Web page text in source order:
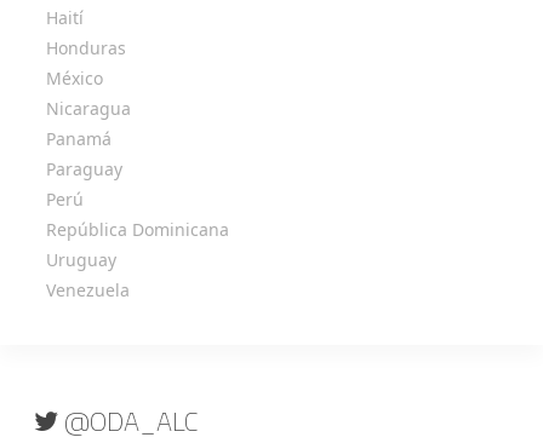
Haití
Honduras
México
Nicaragua
Panamá
Paraguay
Perú
República Dominicana
Uruguay
Venezuela
@ODA_ALC